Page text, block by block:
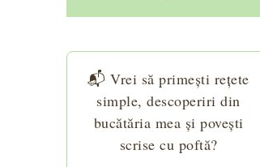
📬 Vrei să primești rețete
simple, descoperiri din
bucătăria mea și povești
scrise cu poftă?